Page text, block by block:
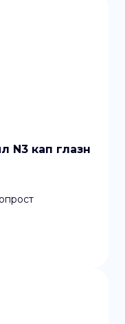
N3 кап глазн